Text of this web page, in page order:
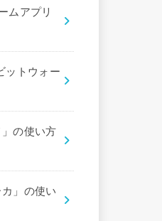
ムアプリ
ットウォー
の使い方
」の使い